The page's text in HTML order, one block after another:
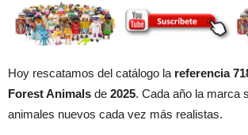
Hoy rescatamos del catálogo la referencia
Forest Animals de 2025. Cada año la marca
animales nuevos cada vez más realistas.